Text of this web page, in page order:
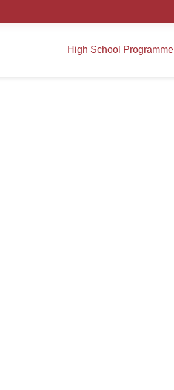
High School Programme